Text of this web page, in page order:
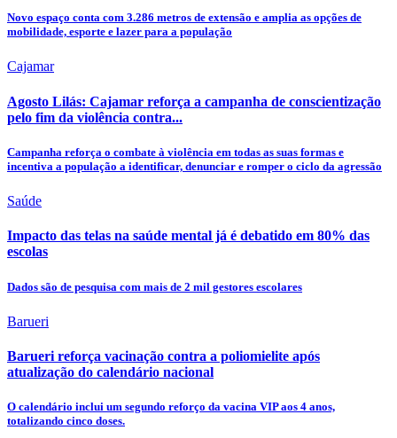
Novo espaço conta com 3.286 metros de extensão e amplia as opções de
mobilidade, esporte e lazer para a população
Cajamar
Agosto Lilás: Cajamar reforça a campanha de conscientização
pelo fim da violência contra...
Campanha reforça o combate à violência em todas as suas formas e
incentiva a população a identificar, denunciar e romper o ciclo da agressão
Saúde
Impacto das telas na saúde mental já é debatido em 80% das
escolas
Dados são de pesquisa com mais de 2 mil gestores escolares
Barueri
Barueri reforça vacinação contra a poliomielite após
atualização do calendário nacional
O calendário inclui um segundo reforço da vacina VIP aos 4 anos,
totalizando cinco doses.